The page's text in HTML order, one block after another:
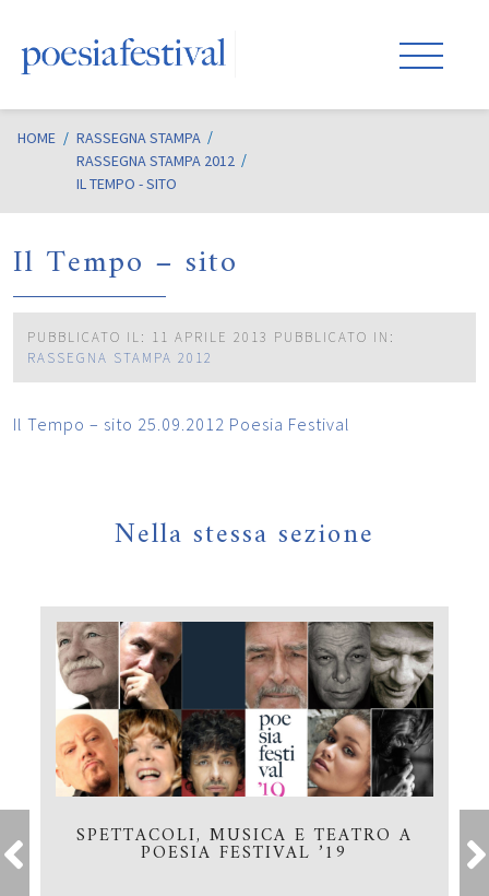
HOME / RASSEGNA STAMPA
RASSEGNA STAMPA 2012
IL TEMPO - SITO
Il Tempo – sito
PUBBLICATO IL: 11 APRILE 2013 PUBBLICATO IN:
RASSEGNA STAMPA 2012
Il Tempo – sito 25.09.2012 Poesia Festival
Nella stessa sezione
SPETTACOLI, MUSICA E TEATRO A
POESIA FESTIVAL ’19